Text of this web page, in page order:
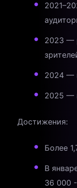
2023 —
2024 —
2025 —
Достижения:
Более
В
36 000